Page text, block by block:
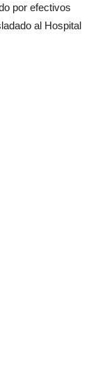
por efectivos
al Hospital